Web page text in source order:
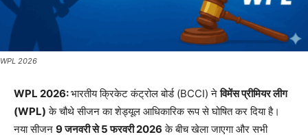
WPL 2026
WPL 2026:भारतीय क्रिकेट कंट्रोल बोर्ड (BCCI) नेविमेंस प्रीमियर लीग
(WPL) के चौथे सीजन का शेड्यूल आधिकारिक रूप से घोषित कर दिया है।
नया सीजन 9जनवरी से 5फरवरी 2026 के बीच खेला जाएगा और सभी